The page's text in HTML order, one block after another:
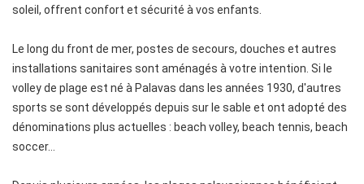
soleil, offrent confort et sécurité à vos enfants.
Le long du front de mer, postes de secours, douches et autres
installations sanitaires sont aménagés à votre intention. Si le
volley de plage est né à Palavas dans les années 1930, d'autres
sports se sont développés depuis sur le sable et ont adopté des
dénominations plus actuelles : beach volley, beach tennis, beach
soccer…